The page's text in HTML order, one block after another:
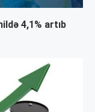
4,1% artıb